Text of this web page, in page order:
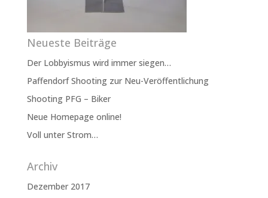
Neueste Beiträge
Der Lobbyismus wird immer siegen…
Paffendorf Shooting zur Neu-Veröffentlichung
Shooting PFG – Biker
Neue Homepage online!
Voll unter Strom…
Archiv
Dezember 2017